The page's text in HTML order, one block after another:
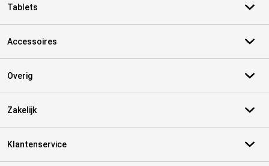
Tablets
Accessoires
Overig
Zakelijk
Klantenservice